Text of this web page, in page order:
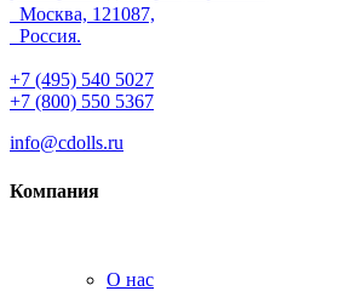
Москва, 121087,
Россия.
+7 (495) 540 5027
+7 (800) 550 5367
info@cdolls.ru
Компания
О нас